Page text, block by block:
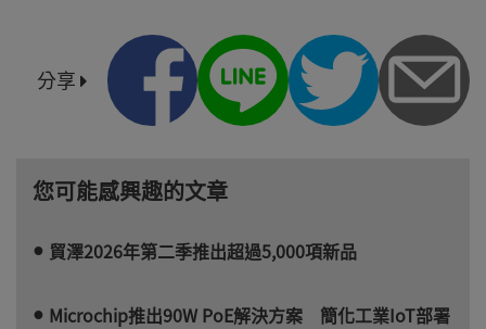
分享
您可能感興趣的文章
貿澤2026年第二季推出超過5,000項新品
Microchip推出90W PoE解決方案 簡化工業IoT部署